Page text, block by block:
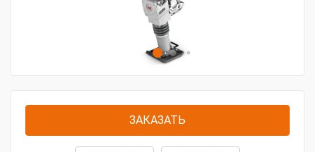
ЗАКАЗАТЬ